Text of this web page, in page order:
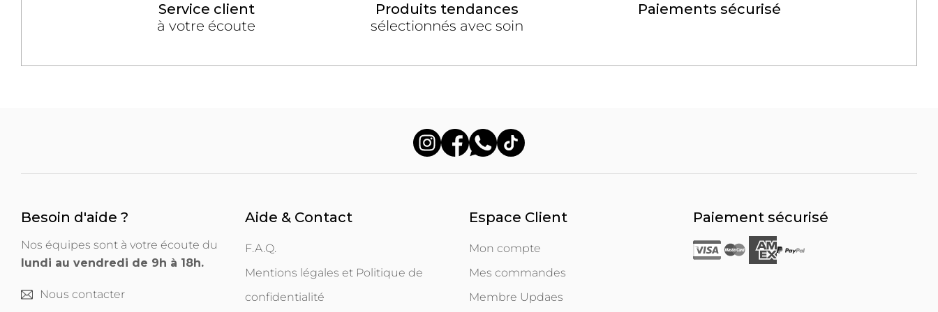
Service client
à votre écoute
Produits tendances
sélectionnés avec soin
Paiements sécurisé
Besoin d'aide ?
Nos équipes sont à votre écoute du
lundi au vendredi de 9h à 18h.
Nous contacter
Aide & Contact
F.A.Q.
Mentions légales et Politique de
confidentialité
Espace Client
Mon compte
Mes commandes
Membre Updaes
Paiement sécurisé